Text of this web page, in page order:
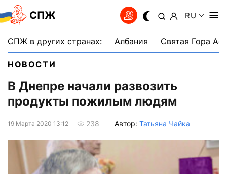
СПЖ RU
СПЖ в других странах: Албания Святая Гора
НОВОСТИ
В Днепре начали развозить
продукты пожилым людям
19 Марта 2020 13:12 238 Автор: Татьяна Чайка